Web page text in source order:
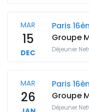
MAR
15
DEC
Paris
Groupe
Déjeuner
MAR
26
Paris
Groupe
Déjeuner